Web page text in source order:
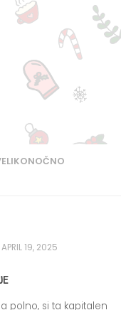
APRIL 19, 2025
polno, si ta kapitalen